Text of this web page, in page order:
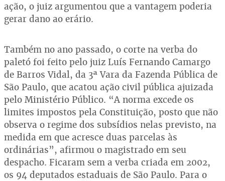
ação, o juiz argumentou que a vantagem poderia
gerar dano ao erário.
Também no ano passado, o corte na verba do
paletó foi feito pelo juiz Luís Fernando Camargo
de Barros Vidal, da 3ª Vara da Fazenda Pública de
São Paulo, que acatou ação civil pública ajuizada
pelo Ministério Público. “A norma excede os
limites impostos pela Constituição, posto que não
observa o regime dos subsídios nelas previsto, na
medida em que acresce duas parcelas às
ordinárias”, afirmou o magistrado em seu
despacho. Ficaram sem a verba criada em 2002,
os 94 deputados estaduais de São Paulo. Para o